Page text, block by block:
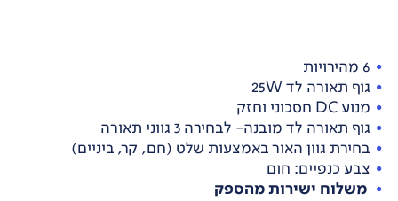
6 מהירויות
גוף תאורה לד 25W
מנוע DC חסכוני וחזק
גוף תאורה לד מובנה- לבחירה 3 גווני תאורה
בחירת גוון האור באמצעות שלט (חם, קר, ביניים)
צבע כנפיים: חום
משלוח ישירות מהספק